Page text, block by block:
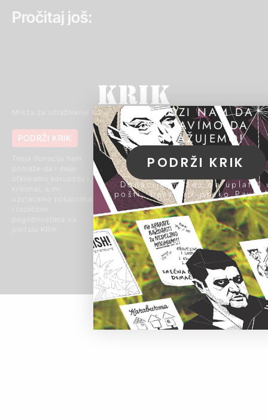
Pročitaj još:
Mreža za istraživanje kriminala i korupcije
© 2024 Sva prava
zadržana
011 420 43 04
062 85 03 266
(Signal)
Makenzijeva 46, 11111
Beograd, Srbija
PODRŽI KRIK
otkrivamo korupciju i
kriminal, a mi
uzvraćamo poklonima
i različitim
pogodnostima na
portalu KRIK.
POMOZI NAM DA
NASTAVIMO DA
ISTRAŽUJEMO!
PODRŽI KRIK
Donacije možeš da uplatiš
pošti, banci ili preko